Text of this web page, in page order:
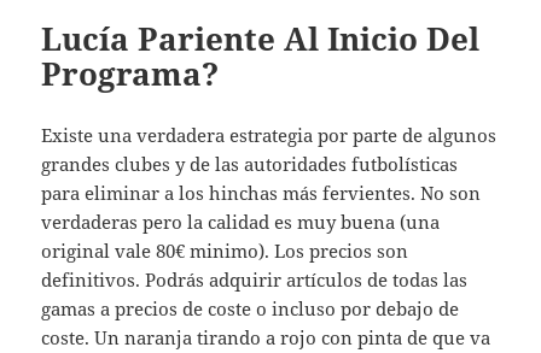
Lucía Pariente Al Inicio Del
Programa?
Existe una verdadera estrategia por parte de algunos
grandes clubes y de las autoridades futbolísticas
para eliminar a los hinchas más fervientes. No son
verdaderas pero la calidad es muy buena (una
original vale 80€ minimo). Los precios son
definitivos. Podrás adquirir artículos de todas las
gamas a precios de coste o incluso por debajo de
coste. Un naranja tirando a rojo con pinta de que va